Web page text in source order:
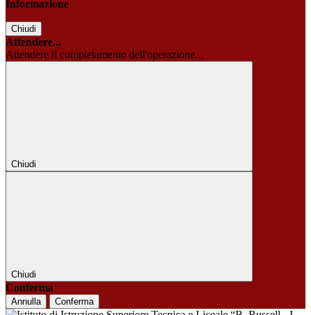
Informazione
Chiudi
Attendere...
Attendere il completamento dell'operazione...
Chiudi
Chiudi
Conferma
Annulla Conferma